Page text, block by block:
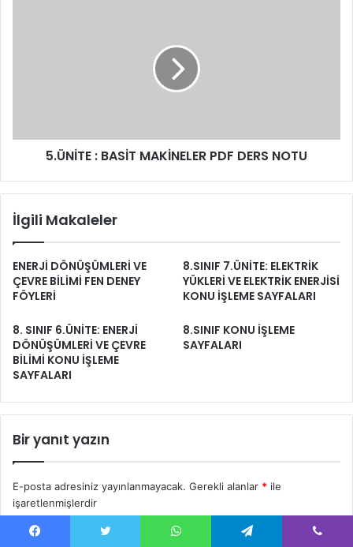
5.ÜNİTE : BASİT MAKİNELER PDF DERS NOTU
İlgili Makaleler
ENERJİ DÖNÜŞÜMLERİ VE
ÇEVRE BİLİMİ FEN DENEY
FÖYLERİ
8.SINIF 7.ÜNİTE: ELEKTRİK
YÜKLERİ VE ELEKTRİK ENERJİSİ
KONU İŞLEME SAYFALARI
8. SINIF 6.ÜNİTE: ENERJİ
DÖNÜŞÜMLERİ VE ÇEVRE
BİLİMİ KONU İŞLEME
SAYFALARI
8.SINIF KONU İŞLEME
SAYFALARI
Bir yanıt yazın
E-posta adresiniz yayınlanmayacak. Gerekli alanlar * ile
işaretlenmişlerdir